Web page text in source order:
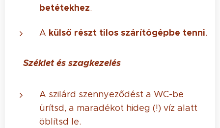
betétekhez.
A külső részt tilos szárítógépbe tenni.
💩 Széklet és szagkezelés
A szilárd szennyeződést a WC-be
ürítsd, a maradékot hideg (!) víz alatt
öblítsd le.